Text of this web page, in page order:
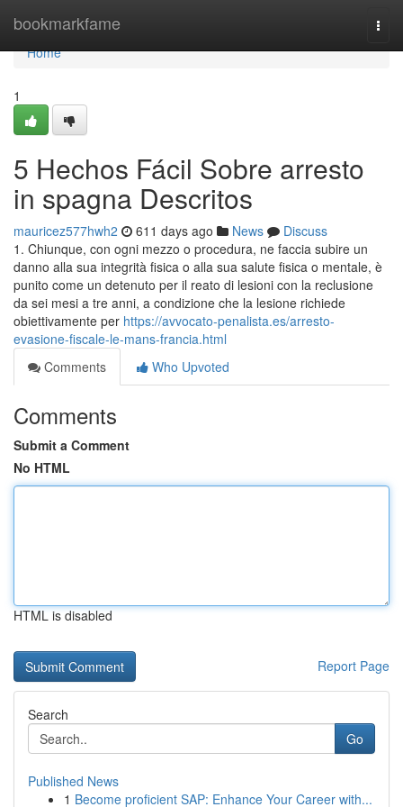
bookmarkfame
Home
Home
1
5 Hechos Fácil Sobre arresto
in spagna Descritos
mauricez577hwh2 611 days ago News
Discuss
1. Chiunque, con ogni mezzo o procedura, ne faccia subire un
danno alla sua integrità fisica o alla sua salute fisica o mentale, è
punito come un detenuto per il reato di lesioni con la reclusione
da sei mesi a tre anni, a condizione che la lesione richiede
obiettivamente per https://avvocato-penalista.es/arresto-
evasione-fiscale-le-mans-francia.html
Comments
Who Upvoted
Comments
Submit a Comment
No HTML
HTML is disabled
Report Page
Search
Go
Published News
1 Become proficient SAP: Enhance Your Career with...